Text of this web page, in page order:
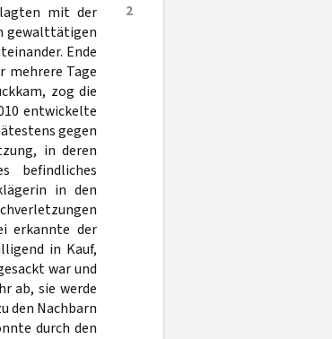
2
mit der
gewalttätigen
Ende
mehrere Tage
zog die
entwickelte
gegen
in deren
befindliches
in den
erkannte der
in Kauf,
war und
ab, sie werde
den Nachbarn
durch den